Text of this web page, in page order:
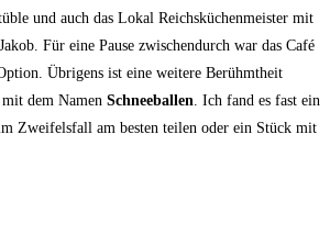
und auch das Lokal Reichsküchenmeister mit
Für eine Pause zwischendurch war das Café
Übrigens ist eine weitere Berühmtheit
dem Namen Schneeballen . Ich fand es fast ein
Zweifelsfall am besten teilen oder ein Stück mit